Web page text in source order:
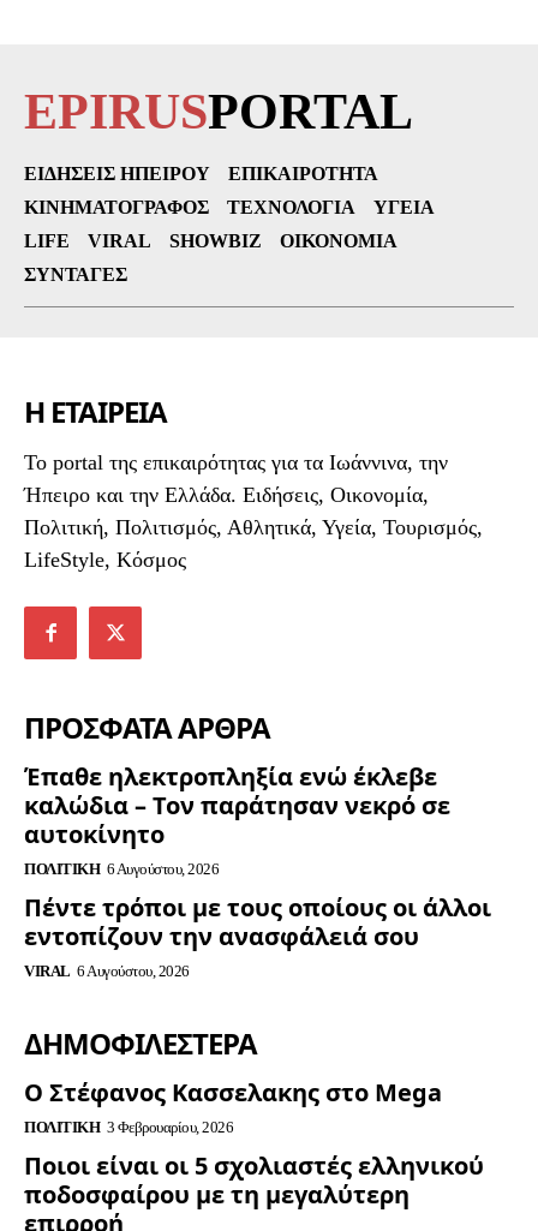
EPIRUSPORTAL
ΕΙΔΉΣΕΙΣ ΗΠΕΊΡΟΥ
ΕΠΙΚΑΙΡΌΤΗΤΑ
ΚΙΝΗΜΑΤΟΓΡΆΦΟΣ
ΤΕΧΝΟΛΟΓΊΑ
ΥΓΕΊΑ
LIFE
VIRAL SHOWBIZ
ΟΙΚΟΝΟΜΊΑ
ΣΥΝΤΑΓΈΣ
Η ΕΤΑΙΡΕΙΑ
To portal της επικαιρότητας για τα Ιωάννινα, την
Ήπειρο και την Ελλάδα. Ειδήσεις, Οικονομία,
Πολιτική, Πολιτισμός, Αθλητικά, Υγεία, Τουρισμός,
LifeStyle, Κόσμος
ΠΡΟΣΦΑΤΑ ΑΡΘΡΑ
Έπαθε ηλεκτροπληξία ενώ έκλεβε
καλώδια – Τον παράτησαν νεκρό σε
αυτοκίνητο
ΠΟΛΙΤΙΚΉ 6 Αυγούστου, 2026
Πέντε τρόποι με τους οποίους οι άλλοι
εντοπίζουν την ανασφάλειά σου
VIRAL 6 Αυγούστου, 2026
ΔΗΜΟΦΙΛΈΣΤΕΡΑ
Ο Στέφανος Κασσελακης στο Mega
ΠΟΛΙΤΙΚΉ 3 Φεβρουαρίου, 2026
Ποιοι είναι οι 5 σχολιαστές ελληνικού
ποδοσφαίρου με τη μεγαλύτερη
επιρροή